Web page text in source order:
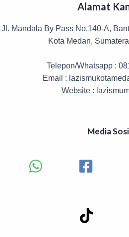
Alamat
Jl. Mandala By Pass No.140-A,
Kota Medan,
Telepon/Whatsapp :
Email :
Website :
Media